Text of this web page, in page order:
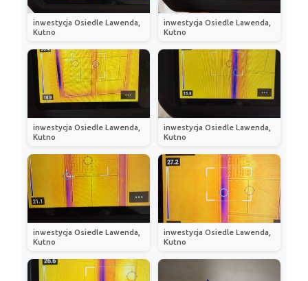
inwestycja Osiedle Lawenda,
Kutno
inwestycja Osiedle Lawenda,
Kutno
inwestycja Osiedle Lawenda,
Kutno
inwestycja Osiedle Lawenda,
Kutno
inwestycja Osiedle Lawenda,
Kutno
inwestycja Osiedle Lawenda,
Kutno